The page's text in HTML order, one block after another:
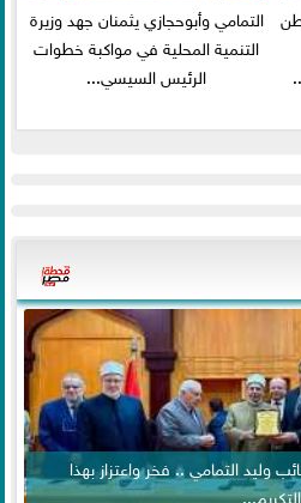
التمامي وأبوحجازي يثمنان جهد وزيرة
التنمية المحلية في مواكبة خطوات
الرئيس السيسي...
وليد التمامي .. فخر واعتزاز بهذا
التكريم...